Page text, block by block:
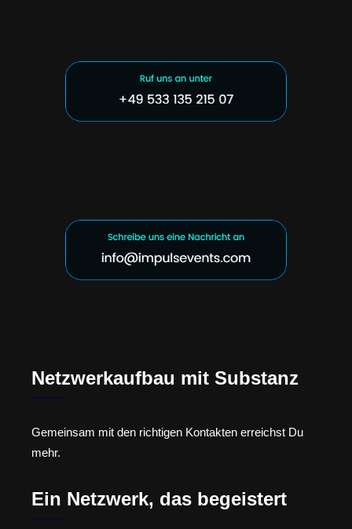
Netzwerkaufbau mit Substanz
Gemeinsam mit den richtigen Kontakten erreichst Du
mehr.
Ein Netzwerk, das begeistert